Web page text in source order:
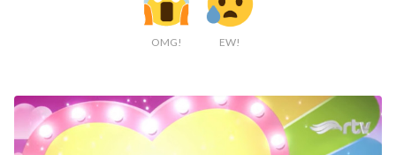
OMG! EW!